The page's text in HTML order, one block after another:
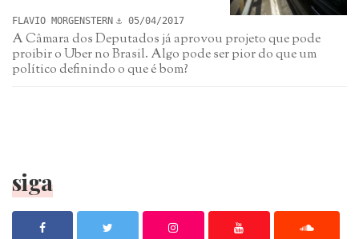
FLAVIO MORGENSTERN 05/04/2017
A Câmara dos Deputados já aprovou projeto que pode
proibir o Uber no Brasil. Algo pode ser pior do que um
político definindo o que é bom?
siga